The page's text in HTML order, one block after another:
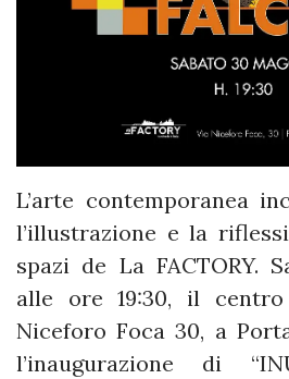
L’arte contemporanea
l’illustrazione e la
spazi de La FACTORY.
alle ore 19:30, il
Niceforo Foca 30, a
l’inaugurazione di